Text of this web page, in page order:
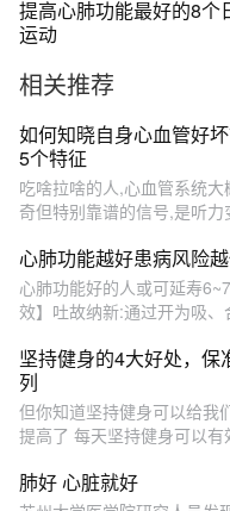
提高心肺功能最好的8个
运动
相关推荐
如何知晓自身心血管好
5个特征
吃啥拉啥的人,心血管系统
奇但特别靠谱的信号,是听
心肺功能越好患病风险
心肺功能好的人或可延寿
效】吐故纳新:通过开为吸
坚持健身的4大好处，
列
但你知道坚持健身可以给我
提高了 每天坚持健身可以
肺好 心脏就好